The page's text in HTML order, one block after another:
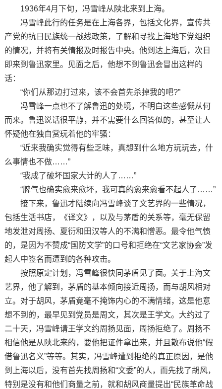
1936年4月下旬，冯雪峰从陕北来到上海。
冯雪峰此行的任务是在上海各界，包括文化界，宣传共
产党的抗日民族统一战线政策，了解和寻找上海地下党组织
的情况，并将有关情报及时报告中央。他到达上海后，次日
即来到鲁迅家里。见面之后，他想不到鲁迅会冒出这样的
话：
“你们从那边打过来，该不会首先杀掉我的吧?”
冯雪峰一点也不了解鲁迅的处境，不明白这些感慨从何
而来。鲁迅说话很平静，并不需要什么回答似的，甚至让人
怀疑他在独自赏玩着他的牢骚：
“近来我确实觉得有些乏味，真想到什么地方玩玩去，什
么事情也不做……”
“我成了破坏国家大计的人了……”
“脾气也确实愈来愈坏，我可真的愈来愈看不起人了……”
接下来，鲁迅才陆续向冯雪峰谈了文艺界的一些情况，
包括生活书店，《译文》，以及与茅盾的关系等，毫无保留
地发泄对周扬、夏衍和田汉等人的不满和憎恶。最令他气愤
的，是因为不赞成“国防文学”的口号和拒绝在“文艺家协会”发
起人中签名而遭到的各种攻击。
按照原定计划，冯雪峰很快同茅盾见了面。关于上海文
艺界，他了解到，茅盾的基本倾向接近周扬，而与胡风相对
立。对于胡风，茅盾竟毫不掩饰内心的不满情绪，这是他意
想不到的，最早见到党员是周文，其次是王学文。大约过了
二十天，冯雪峰请王学文约周扬见面，周扬拒绝了。周扬不
相信他是从陕北来的，要他把证件拿出来，并且散布说他“假
借鲁迅名义”等等。其实，冯雪峰遭到拒绝的真正原因，是他
到上海以后，没有首先找周扬和“文委”的人，而先找了胡风，
特别是没有和他们商量之前，就和胡风商量提出“民族革命战